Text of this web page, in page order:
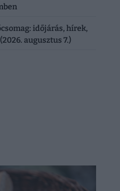
időjárás, hírek,
augusztus 7.)